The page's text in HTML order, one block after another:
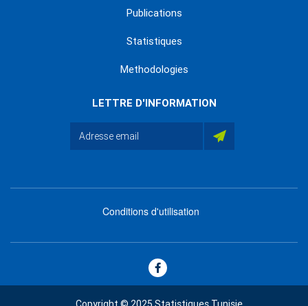
Publications
Statistiques
Methodologies
LETTRE D'INFORMATION
footer
Conditions d'utilisation